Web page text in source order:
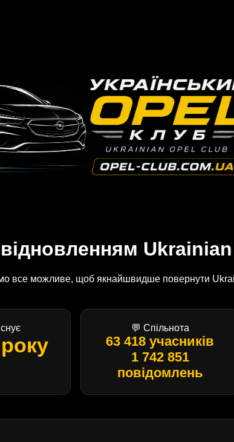
все можливе, щоб якнайшвидше повернути
💬 Спільнота
63 418 учасників
1 742 851
повідомлень